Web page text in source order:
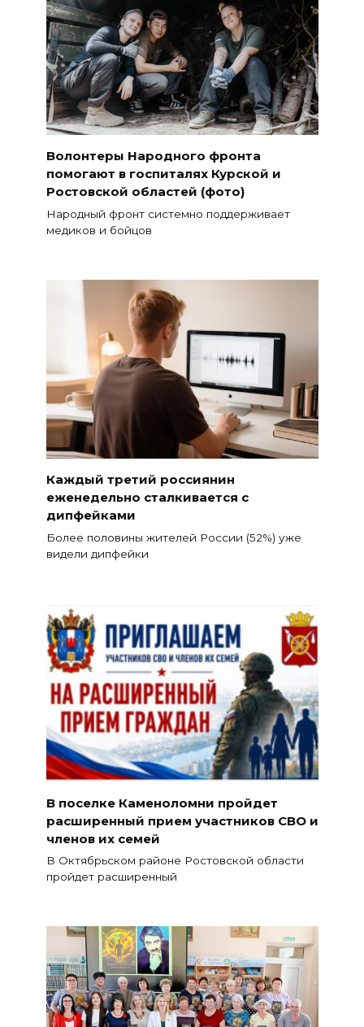
Волонтеры Народного фронта
помогают в госпиталях Курской и
Ростовской областей (фото)
Народный фронт системно поддерживает
медиков и бойцов
Каждый третий россиянин
еженедельно сталкивается с
дипфейками
Более половины жителей России (52%) уже
видели дипфейки
В поселке Каменоломни пройдет
расширенный прием участников СВО и
членов их семей
В Октябрьском районе Ростовской области
пройдет расширенный